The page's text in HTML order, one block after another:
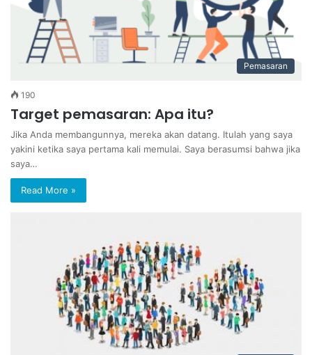
Pemasaran
190
Target pemasaran: Apa itu?
Jika Anda membangunnya, mereka akan datang. Itulah yang saya
yakini ketika saya pertama kali memulai. Saya berasumsi bahwa jika
saya…
Read More »